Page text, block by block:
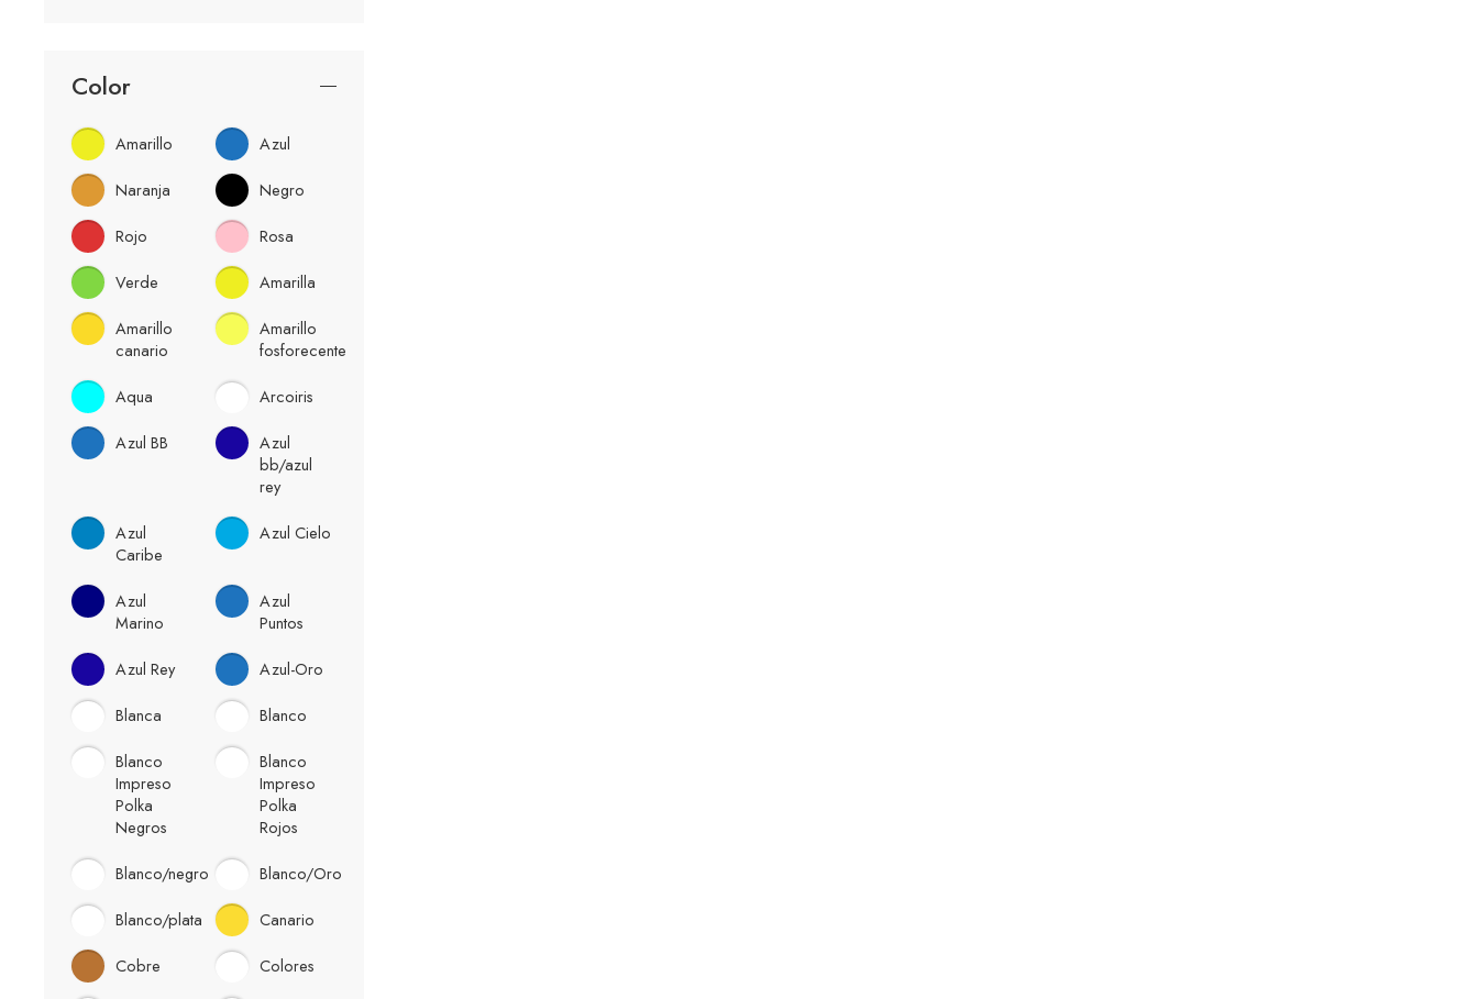
Color
Amarillo
Azul
Naranja
Negro
Rojo
Rosa
Verde
Amarilla
Amarillo
canario
Amarillo
fosforecente
Aqua
Arcoiris
Azul BB
Azul
bb/azul
rey
Azul
Caribe
Azul Cielo
Azul
Marino
Azul
Puntos
Azul Rey
Azul-Oro
Blanca
Blanco
Blanco
Impreso
Polka
Negros
Blanco
Impreso
Polka
Rojos
Blanco/negro
Blanco/Oro
Blanco/plata
Canario
Cobre
Colores